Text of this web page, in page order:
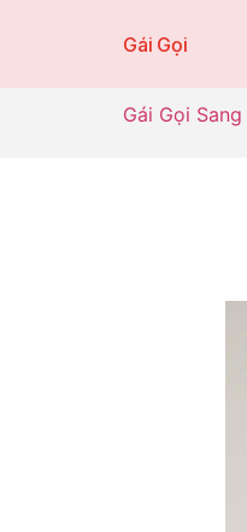
Gái Gọi
Gái Gọi Sang